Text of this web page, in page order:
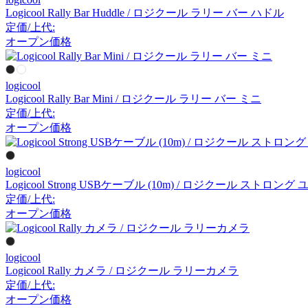
アルナイ
Astep
AZUMAYA
B-LINE
B.C. SAN MICHELE
Logicool Rally Bar Huddle / ロジクール ラリー バー ハドル
定価/上代:
オープン価格
logicool
Logicool Rally Bar Mini / ロジクール ラリー バー ミニ
定価/上代:
オープン価格
logicool
Logicool Strong USBケーブル (10m) / ロジクール ストロング
定価/上代:
オープン価格
logicool
Logicool Rally カメラ / ロジクール ラリーカメラ
定価/上代:
オープン価格